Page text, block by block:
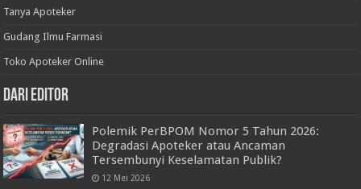
Tanya Apoteker
Gudang Ilmu Farmasi
Toko Apoteker Online
Dari Editor
Polemik PerBPOM Nomor 5 Tahun 2026:
Degradasi Apoteker atau Ancaman
Tersembunyi Keselamatan Publik?
12 Mei 2026